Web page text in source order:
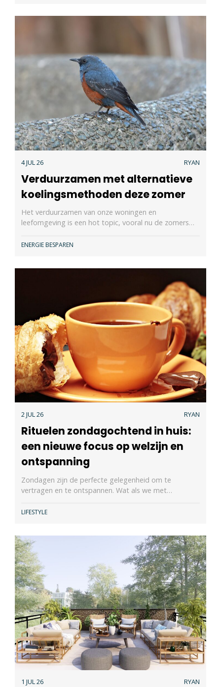
4 JUL 26 RYAN
Verduurzamen met alternatieve
koelingsmethoden deze zomer
Het verduurzamen van onze woningen en
leefomgeving is een hot topic, vooral nu de zomers…
ENERGIE BESPAREN
2 JUL 26 RYAN
Rituelen zondagochtend in huis:
een nieuwe focus op welzijn en
ontspanning
Zondagen zijn de perfecte gelegenheid om te
vertragen en te ontspannen. Wat als we met…
LIFESTYLE
1 JUL 26 RYAN